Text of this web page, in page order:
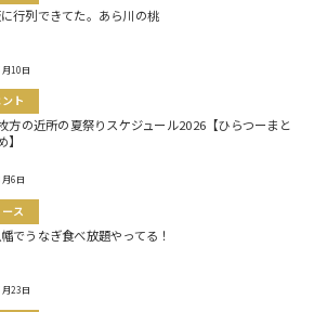
行列できてた。あら川の桃
10日
ト
方の近所の夏祭りスケジュール2026【ひらつーまと
】
6日
ス
でうなぎ食べ放題やってる！
23日